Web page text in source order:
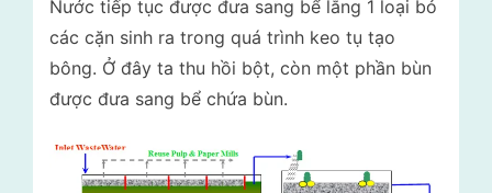
Nước tiếp tục được đưa sang bể lắng 1 loại bỏ
các cặn sinh ra trong quá trình keo tụ tạo
bông. Ở đây ta thu hồi bột, còn một phần bùn
được đưa sang bể chứa bùn.